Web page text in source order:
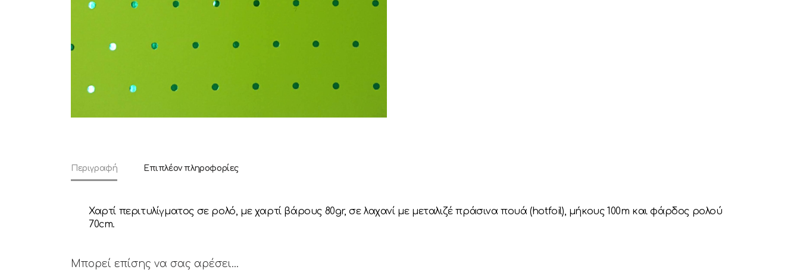
Περιγραφή Επιπλέον πληροφορίες
Χαρτί περιτυλίγματος σε ρολό, με χαρτί βάρους 80gr, σε λαχανί με μεταλιζέ πράσινα πουά (hotfoil), μήκους 100m και φάρδος ρολού
70cm.
Μπορεί επίσης να σας αρέσει…